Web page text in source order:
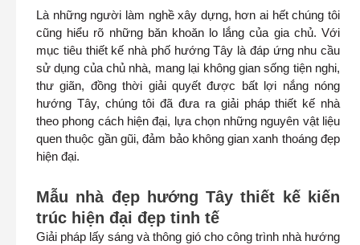
Là những người làm nghề xây dựng, hơn ai hết chúng tôi
cũng hiểu rõ những băn khoăn lo lắng của gia chủ. Với
mục tiêu thiết kế nhà phố hướng Tây là đáp ứng nhu cầu
sử dụng của chủ nhà, mang lại không gian sống tiện nghi,
thư giãn, đồng thời giải quyết được bất lợi nắng nóng
hướng Tây, chúng tôi đã đưa ra giải pháp thiết kế nhà
theo phong cách hiện đại, lựa chọn những nguyên vật liệu
quen thuộc gần gũi, đảm bảo không gian xanh thoáng đẹp
hiện đại.
Mẫu nhà đẹp hướng Tây thiết kế kiến
trúc hiện đại đẹp tinh tế
Giải pháp lấy sáng và thông gió cho công trình nhà hướng